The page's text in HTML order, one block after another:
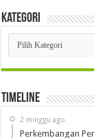
Kategori
Kategori
Timeline
2 minggu ago
Perkembangan